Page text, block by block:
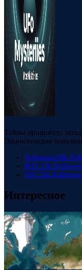
Тайны прошлого,
Энциклопедия
Telegram 88k
RSS 23k
VK 23k
Интересное